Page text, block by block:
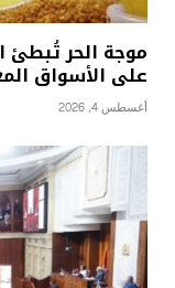
موجة الحر تُبطئ
على الأسواق
أغسطس 4, 2026